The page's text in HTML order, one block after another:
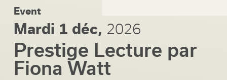
Event
Mardi 1 déc, 2026
Prestige Lecture par
Fiona Watt